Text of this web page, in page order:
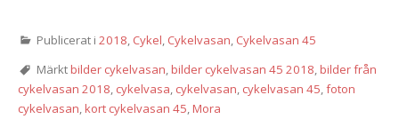
Publicerat i 2018, Cykel, Cykelvasan, Cykelvasan 45
Märktbilder cykelvasan,bilder cykelvasan 45 2018,bilder från
cykelvasan 2018, cykelvasa, cykelvasan, cykelvasan 45,foton
cykelvasan,kort cykelvasan 45,Mora